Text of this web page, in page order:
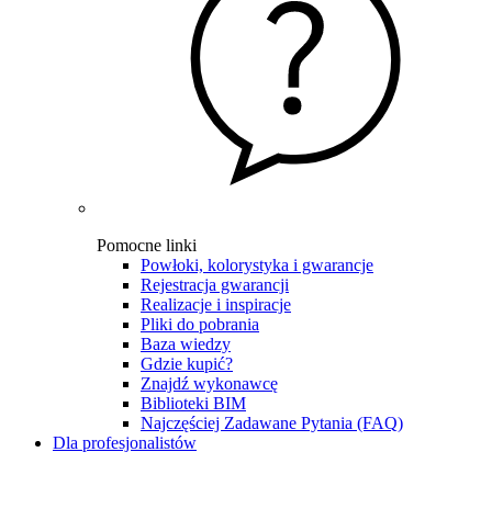
Pomocne linki
Powłoki, kolorystyka i gwarancje
Rejestracja gwarancji
Realizacje i inspiracje
Pliki do pobrania
Baza wiedzy
Gdzie kupić?
Znajdź wykonawcę
Biblioteki BIM
Najczęściej Zadawane Pytania (FAQ)
Dla profesjonalistów